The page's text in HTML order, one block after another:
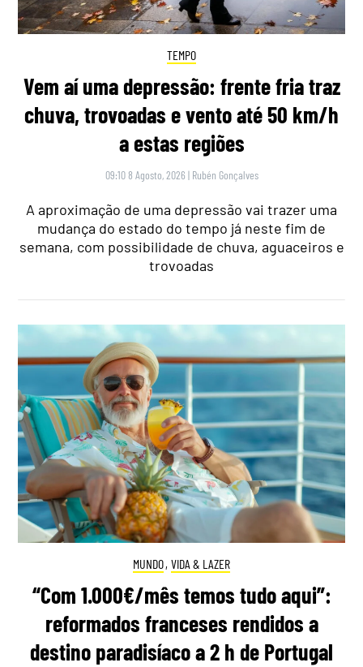
TEMPO
Vem aí uma depressão: frente fria traz
chuva, trovoadas e vento até 50 km/h
a estas regiões
09:10 8 Agosto, 2026 | Rubén Gonçalves
A aproximação de uma depressão vai trazer uma
mudança do estado do tempo já neste fim de
semana, com possibilidade de chuva, aguaceiros e
trovoadas
MUNDO, VIDA & LAZER
“Com 1.000€/mês temos tudo aqui”:
reformados franceses rendidos a
destino paradisíaco a 2 h de Portugal